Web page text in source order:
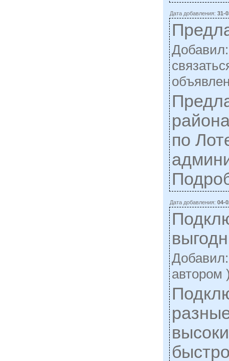
Дата добавления:31-
по
Дата добавления:04-
автором